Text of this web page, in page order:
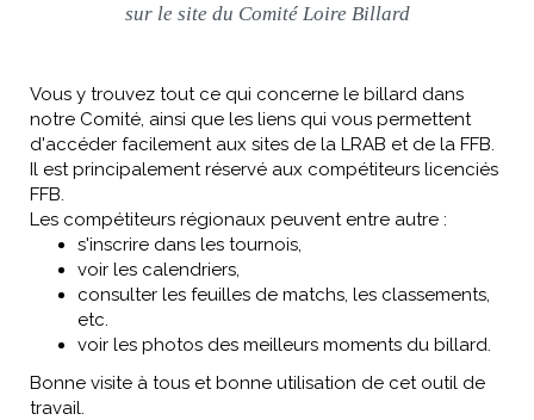
sur le site du Comité Loire Billard
Vous y trouvez tout ce qui concerne le billard dans
notre Comité, ainsi que les liens qui vous permettent
d'accéder facilement aux sites de la LRAB et de la FFB.
Il est principalement réservé aux compétiteurs licenciés
FFB.
Les compétiteurs régionaux peuvent entre autre :
s'inscrire dans les tournois,
voir les calendriers,
consulter les feuilles de matchs, les classements,
etc.
voir les photos des meilleurs moments du billard.
Bonne visite à tous et bonne utilisation de cet outil de
travail.